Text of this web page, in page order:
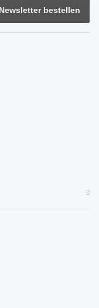
Newsletter bestellen